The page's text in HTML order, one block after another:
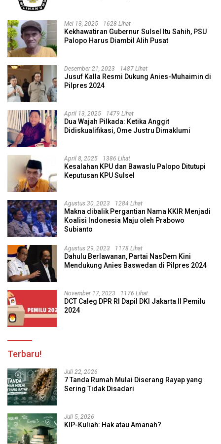
Mei 13, 2025 1628 Lihat
Kekhawatiran Gubernur Sulsel Itu Sahih, PSU
Palopo Harus Diambil Alih Pusat
Desember 21, 2023 1487 Lihat
Jusuf Kalla Resmi Dukung Anies-Muhaimin di
Pilpres 2024
April 13, 2025 1479 Lihat
Dua Wajah Pilkada: Ketika Anggit
Didiskualifikasi, Ome Justru Dimaklumi
April 8, 2025 1386 Lihat
Kesalahan KPU dan Bawaslu Palopo Ditutupi
Keputusan KPU Sulsel
Agustus 30, 2023 1284 Lihat
Makna dibalik Pergantian Nama KKIR Menjadi
Koalisi Indonesia Maju oleh Prabowo
Subianto
Agustus 29, 2023 1178 Lihat
Dahulu Berlawanan, Partai NasDem Kini
Mendukung Anies Baswedan di Pilpres 2024
November 17, 2023 1176 Lihat
DCT Caleg DPR RI Dapil DKI Jakarta II Pemilu
2024
Terbaru!
Juli 22, 2026
7 Tanda Rumah Mulai Diserang Rayap yang
Sering Tidak Disadari
Juli 5, 2026
KIP-Kuliah: Hak atau Amanah?